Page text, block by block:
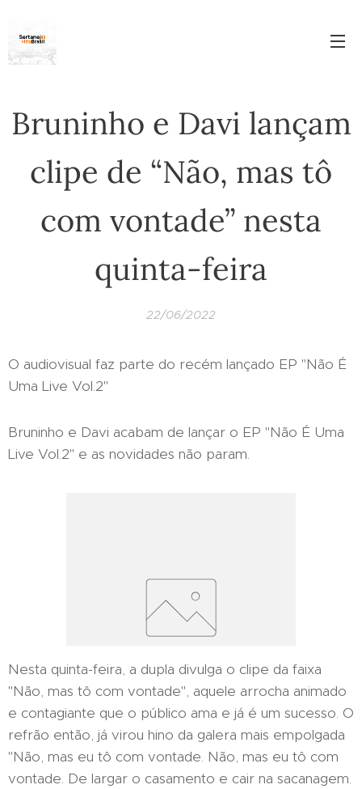
Bruninho e Davi lançam
clipe de “Não, mas tô
com vontade” nesta
quinta-feira
22/06/2022
O audiovisual faz parte do recém lançado EP "Não É
Uma Live Vol.2"
Bruninho e Davi acabam de lançar o EP "Não É Uma
Live Vol.2" e as novidades não param.
Nesta quinta-feira, a dupla divulga o clipe da faixa
"Não, mas tô com vontade", aquele arrocha animado
e contagiante que o público ama e já é um sucesso. O
refrão então, já virou hino da galera mais empolgada
"Não, mas eu tô com vontade. Não, mas eu tô com
vontade. De largar o casamento e cair na sacanagem.